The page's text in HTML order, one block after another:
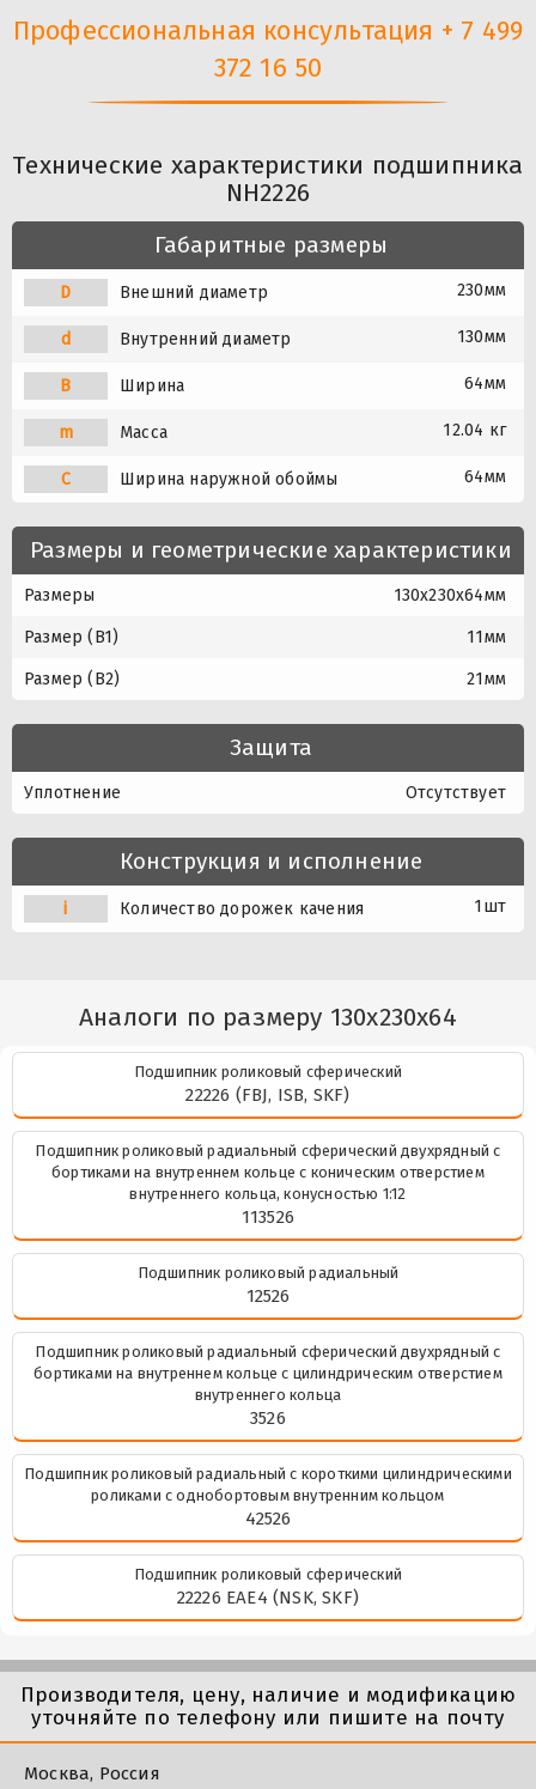
Профессиональная консультация + 7 499
372 16 50
Технические характеристики подшипника
NH2226
Габаритные размеры
D Внешний диаметр 230мм
d Внутренний диаметр 130мм
B Ширина 64мм
m Масса 12.04 кг
C Ширина наружной обоймы 64мм
Размеры и геометрические характеристики
Размеры 130x230x64мм
Размер (B1) 11мм
Размер (B2) 21мм
Защита
Уплотнение Отсутствует
Конструкция и исполнение
i Количество дорожек качения 1шт
Аналоги по размеру 130x230x64
Подшипник роликовый сферический
22226 (FBJ, ISB, SKF)
Подшипник роликовый радиальный сферический двухрядный с
бортиками на внутреннем кольце с коническим отверстием
внутреннего кольца, конусностью 1:12
113526
Подшипник роликовый радиальный
12526
Подшипник роликовый радиальный сферический двухрядный с
бортиками на внутреннем кольце с цилиндрическим отверстием
внутреннего кольца
3526
Подшипник роликовый радиальный с короткими цилиндрическими
роликами с однобортовым внутренним кольцом
42526
Подшипник роликовый сферический
22226 EAE4 (NSK, SKF)
Производителя, цену, наличие и модификацию
уточняйте по телефону или пишите на почту
Москва, Россия